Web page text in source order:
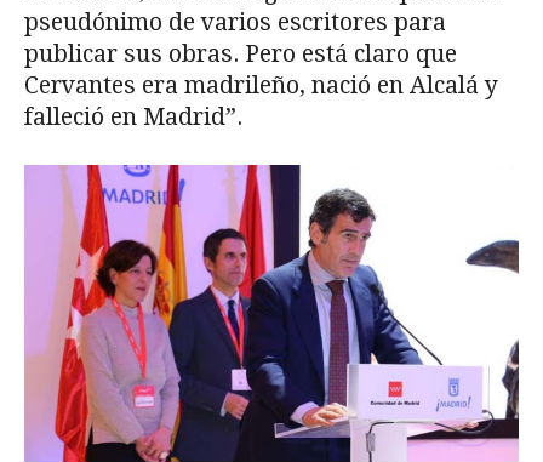
pseudónimo de varios escritores para
publicar sus obras. Pero está claro que
Cervantes era madrileño, nació en Alcalá y
falleció en Madrid”.